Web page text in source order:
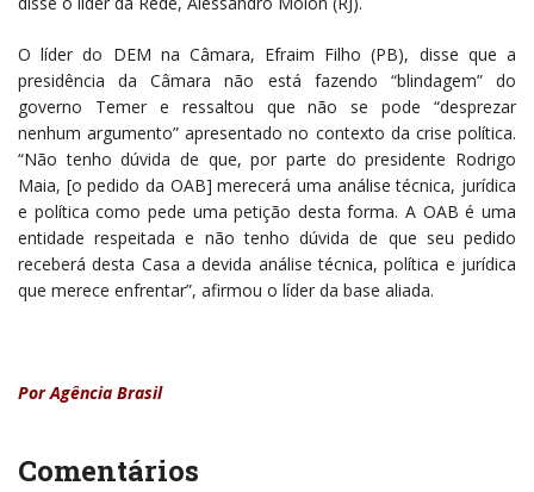
O líder do DEM na Câmara, Efraim Filho (PB), disse que a
presidência da Câmara não está fazendo “blindagem” do
governo Temer e ressaltou que não se pode “desprezar
nenhum argumento” apresentado no contexto da crise política.
“Não tenho dúvida de que, por parte do presidente Rodrigo
Maia, [o pedido da OAB] merecerá uma análise técnica, jurídica
e política como pede uma petição desta forma. A OAB é uma
entidade respeitada e não tenho dúvida de que seu pedido
receberá desta Casa a devida análise técnica, política e jurídica
que merece enfrentar”, afirmou o líder da base aliada.
Por Agência Brasil
Comentários